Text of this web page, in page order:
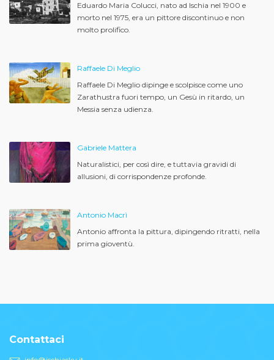
Eduardo Maria Colucci, nato ad Ischia nel 1900 e
morto nel 1975, era un pittore discontinuo e non
molto prolifico.
Raffaele Di Meglio
Raffaele Di Meglio dipinge e scolpisce come uno
Zarathustra fuori tempo, un Gesù in ritardo, un
Messia senza udienza.
Gabriele Mattera
Naturalistici, per così dire, e tuttavia gravidi di
allusioni, di corrispondenze profonde.
Antonio Macrì
Antonio affronta la pittura, dipingendo ritratti, nella
prima gioventù.
Contattaci